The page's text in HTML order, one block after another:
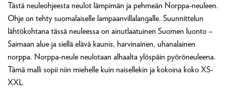
Tästä neuleohjeesta neulot lämpimän ja pehmeän Norppa-neuleen.
Ohje on tehty suomalaiselle lampaanvillalangalle. Suunnittelun
lähtökohtana tässä neuleessa on ainutlaatuinen Suomen luonto –
Saimaan alue ja siellä elävä kaunis, harvinainen, uhanalainen
norppa. Norppa-neule neulotaan alhaalta ylöspäin pyöröneuleena.
Tämä malli sopii niin miehelle kuin naisellekin ja kokoina koko XS-
XXL